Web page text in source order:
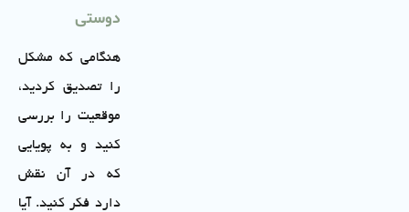
دوستی
هنگامی که مشکل
را تصدیق کردید،
موقعیت را بررسی
کنید و به پویایی
که در آن نقش
دارد فکر کنید. آیا